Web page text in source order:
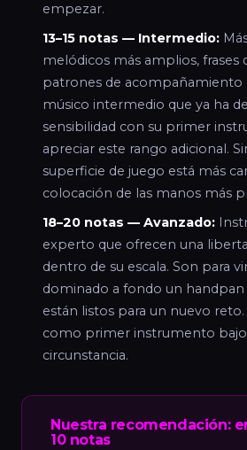
empezar.
13–15 notas — Intermedio:
melódicos más amplios, frases
patrones de acompañamiento
músico intermedio que ya ha
sensibilidad con su primer
apreciar este rango adicional.
superficie de juego está más
colocación de las manos más
18–20 notas — Avanzado:
experto que ofrecen una
dentro de su escala. Son para
dominado a fondo un handpan
están listos para un nuevo
como primer instrumento
circunstancia.
Nuestra recomendación:
10 notas